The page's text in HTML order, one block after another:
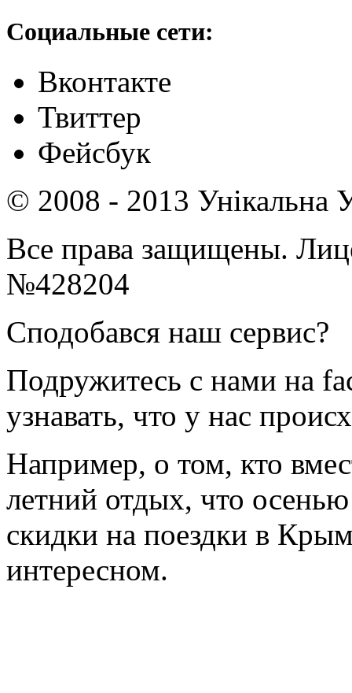
Социальные сети:
Вконтакте
Твиттер
Фейсбук
© 2008 - 2013 Унікальна
Все права защищены.
№428204
Сподобався наш сервис?
Подружитесь с нами на
узнавать, что у нас
Например, о том, кто
летний отдых, что
скидки на поездки в
интересном.